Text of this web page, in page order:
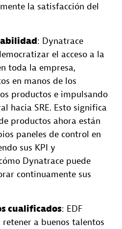
la satisfacción del
: Dynatrace
el acceso a la
toda la empresa,
en manos de los
productos e impulsando
hacia SRE. Esto significa
productos ahora están
paneles de control en
sus KPI y
Dynatrace puede
continuamente sus
cualificados: EDF
a buenos talentos